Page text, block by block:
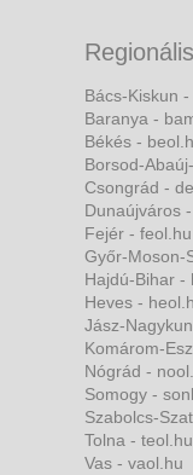
Bács-Kiskun
Baranya -
Békés -
Borsod-
Csongrád -
Dunaújváros
Fejér - feol.hu
Győr-Moson-
Hajdú-Bihar -
Heves -
Jász-
Komárom-
Nógrád -
Somogy -
Szabolcs-
Tolna - teol.hu
Vas - vaol.hu